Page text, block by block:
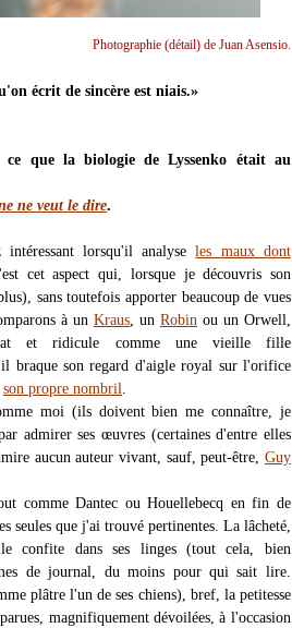
Photographie (détail) de Juan Asensio.
écrit de sincère est niais.»
que la biologie de Lyssenko était au
ne veut le dire.
intéressant lorsqu'il analyseles maux dont
cet aspect qui, lorsque je découvris son
sans toutefois apporter beaucoup de vues
à un Kraus, un Robin ou un Orwell,
fat et ridicule comme une vieille fille
braque son regard d'aigle royal sur l'orifice
son propre nombril
moi (ils doivent bien me connaître, je
admirer ses œuvres (certaines d'entre elles
aucun auteur vivant, sauf, peut-être, Guy
comme Dantec ou Houellebecq en fin de
seules que j'ai trouvé pertinentes. La lâcheté,
confite dans ses linges (tout cela, bien
de journal, du moins pour qui sait lire.
plâtre l'un de ses chiens), bref, la petitesse
magnifiquement dévoilées, à l'occasion